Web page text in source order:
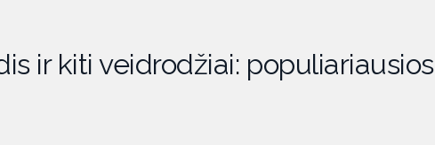
ir kiti veidrodžiai: populiariausios